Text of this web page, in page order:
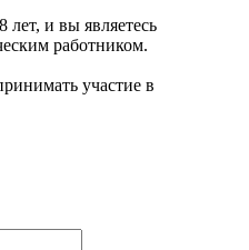
лет, и вы являетесь
работником.
участие в